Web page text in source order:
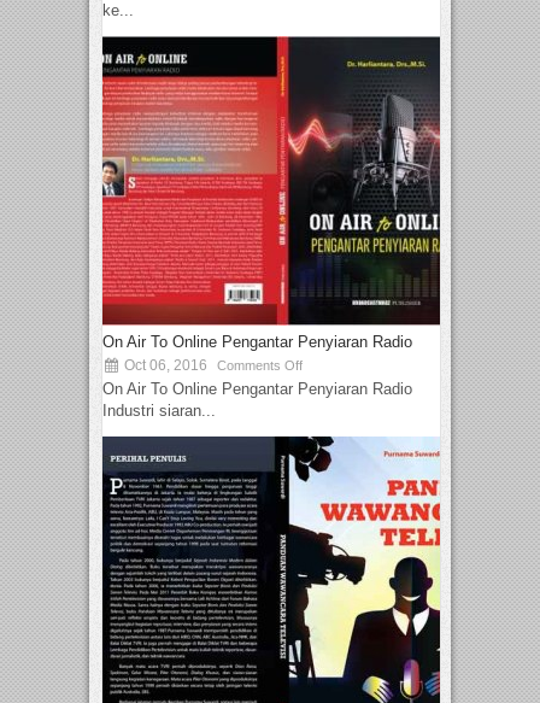
ke...
On Air To Online Pengantar Penyiaran Radio
Oct 06, 2016 Comments Off
On Air To Online Pengantar Penyiaran Radio
Industri siaran...